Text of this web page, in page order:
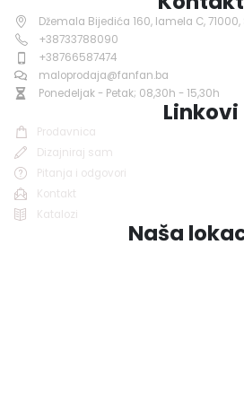
Džemala Bijedića 160, lamela C, 71000,
+38733788090
+38766587474
maloprodaja@fanfan.ba
Ponedeljak - Petak; 08,30h - 15,30h
Linkovi
Prodavnica
Dizajniraj sam
Pitanja i odgovori
Kontakt
Katalozi
Naša